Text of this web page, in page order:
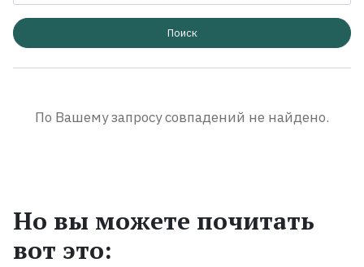
Экранизации
Коллекции
Поиск
По Вашему запросу совпадений не найдено.
Но вы можете почитать
вот это: